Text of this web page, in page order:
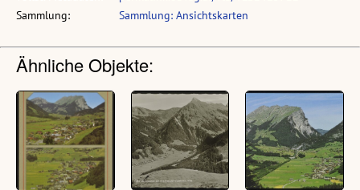
Sammlung:
Sammlung: Ansichtskarten
Ähnliche Objekte: